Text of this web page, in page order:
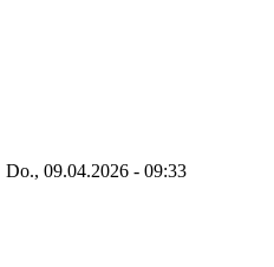
Do., 09.04.2026 - 09:33